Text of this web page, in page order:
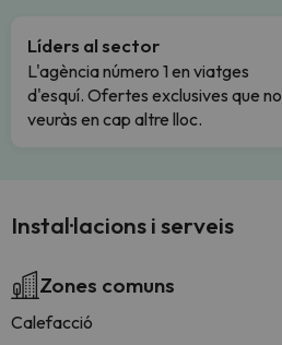
Líders al sector
L'agència número 1 en viatges
d'esquí. Ofertes exclusives que no
veuràs en cap altre lloc.
Instal·lacions i serveis
Zones comuns
Calefacció